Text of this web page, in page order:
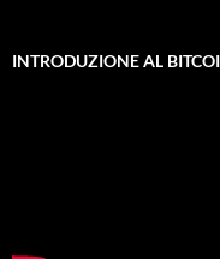
INTRODUZIONE AL